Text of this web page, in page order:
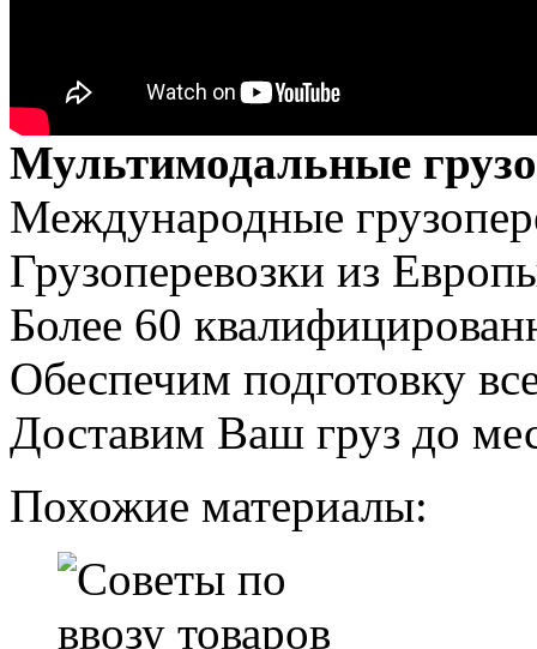
Мультимодальные
Международные
Грузоперевозки из
Более 60
Обеспечим подготовку
Доставим Ваш груз до
Похожие материалы: